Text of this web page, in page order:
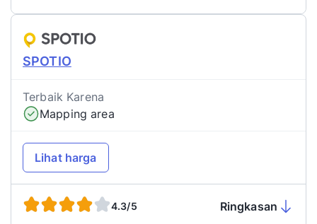
SPOTIO
Terbaik Karena
Mapping area
Lihat harga
4.3/5 Ringkasan